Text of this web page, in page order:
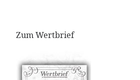
Zum Wertbrief